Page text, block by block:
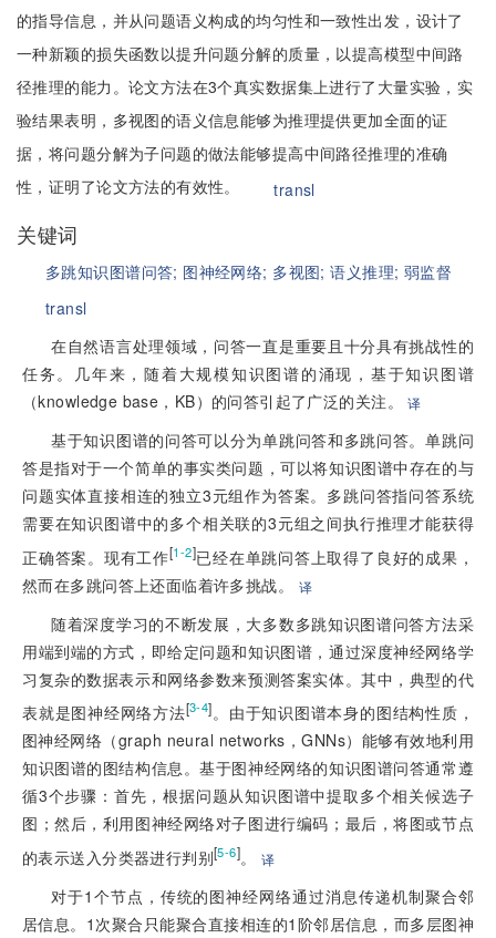
的指导信息，并从问题语义构成的均匀性和一致性出发，设计了
一种新颖的损失函数以提升问题分解的质量，以提高模型中间路
径推理的能力。论文方法在3个真实数据集上进行了大量实验，实
验结果表明，多视图的语义信息能够为推理提供更加全面的证
据，将问题分解为子问题的做法能够提高中间路径推理的准确
性，证明了论文方法的有效性。
transl
关键词
多跳知识图谱问答; 图神经网络; 多视图;语义推理; 弱监督
transl
在自然语言处理领域，问答一直是重要且十分具有挑战性的
任务。几年来，随着大规模知识图谱的涌现，基于知识图谱
（knowledge base，KB）的问答引起了广泛的关注。
译
基于知识图谱的问答可以分为单跳问答和多跳问答。单跳问
答是指对于一个简单的事实类问题，可以将知识图谱中存在的与
问题实体直接相连的独立3元组作为答案。多跳问答指问答系统
需要在知识图谱中的多个相关联的3元组之间执行推理才能获得
正确答案。现有工作[1-2]已经在单跳问答上取得了良好的成果，
然而在多跳问答上还面临着许多挑战。
译
随着深度学习的不断发展，大多数多跳知识图谱问答方法采
用端到端的方式，即给定问题和知识图谱，通过深度神经网络学
习复杂的数据表示和网络参数来预测答案实体。其中，典型的代
表就是图神经网络方法[3-4]。由于知识图谱本身的图结构性质，
图神经网络（graph neural networks，GNNs）能够有效地利用
知识图谱的图结构信息。基于图神经网络的知识图谱问答通常遵
循3个步骤：首先，根据问题从知识图谱中提取多个相关候选子
图；然后，利用图神经网络对子图进行编码；最后，将图或节点
的表示送入分类器进行判别[5-6]。 译
对于1个节点，传统的图神经网络通过消息传递机制聚合邻
居信息。1次聚合只能聚合直接相连的1阶邻居信息，而多层图神